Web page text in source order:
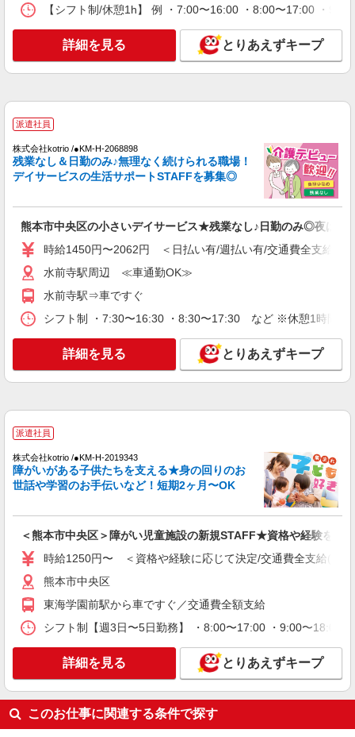
介護スタッフ／資格あり or 経験者
時給1,320円〜1,400円 ◆無資格・経験者：時
給1,320円〜 ◆初任者研修・未経験：時給1,320
円〜 ◆初任者研修・経験者：時給1,350円〜 ◆介
護福祉士：時給1,400円〜 ※経験者は3ヶ月以上 ※
り）
熊本県熊本市中央区 【最寄駅】熊本市電B系統
派遣社員
株式会社kotrio /●KM-H-2068898
熊本市中央区の小さいデイサービス★残業なし
時給1450円〜2062円 ＜日払い有/週払い有/交
通費全支給(ガソリン代含む)＞
水前寺駅周辺 ≪車通勤OK≫
キープ
派遣社員
株式会社kotrio /●KM-H-1959401
熊本市中央区｜リハビリ補助などのデイサービ
通費全支給(ガソリン代含む)＞
キープ 詳細を見る
日研トータルソーシング株式会社 メディカルケア事業部/熊本オフィ
熊本県熊本市中央区 【最寄駅】熊本市電「味
（規定あり） ★勤務地は3000ヶ所以上★ 自宅か
ら通いやすいエリアなど、お好きな勤務地をお選
び下さい！！
キープ 詳細を見る
日研トータルソーシング株式会社 メディカルケア事業部/熊本オフィ
ス
【シフト制/休憩1h】 例 ・7:00〜16:00 ・8:00〜17:00 ・
詳細を見る とりあえずキープ
派遣社員
株式会社kotrio /●KM-H-2068898
残業なし＆日勤のみ♪無理なく続けられる職場！
デイサービスの生活サポートSTAFFを募集◎
熊本市中央区の小さいデイサービス★残業なし♪日勤のみ◎夜はお
時給1450円〜2062円 ＜日払い有/週払い有/交通費全支給(ガ
水前寺駅周辺 ≪車通勤OK≫
水前寺駅⇒車ですぐ
シフト制 ・7:30〜16:30 ・8:30〜17:30 など ※休憩1時間 ※
詳細を見る とりあえずキープ
派遣社員
株式会社kotrio /●KM-H-2019343
障がいがある子供たちを支える★身の回りのお
世話や学習のお手伝いなど！短期2ヶ月〜OK
＜熊本市中央区＞障がい児童施設の新規STAFF★資格や経験を活
時給1250円〜 ＜資格や経験に応じて決定/交通費全支給(ガ
熊本市中央区
東海学園前駅から車ですぐ／交通費全額支給
シフト制【週3日〜5日勤務】 ・8:00〜17:00 ・9:00〜18:00
詳細を見る とりあえずキープ
このお仕事に関連する条件で探す